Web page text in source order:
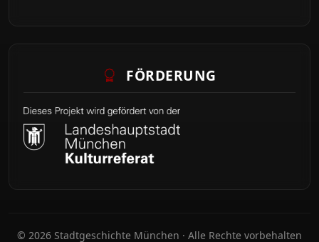
FÖRDERUNG
© 2026 Stadtgeschichte München · Alle Rechte vorbehalten